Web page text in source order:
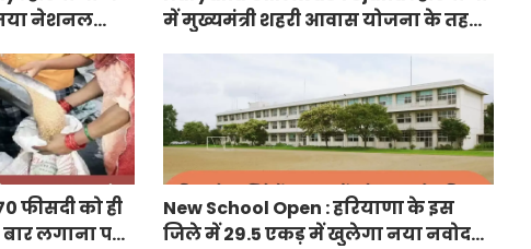
नया नेशनल
में मुख्यमंत्री शहरी आवास योजना के तहत
फीसदी को ही
लगाना पड़ा
New School Open : हरियाणा के इस
जिले में 29.5 एकड़ में खुलेगा नया नवोदय